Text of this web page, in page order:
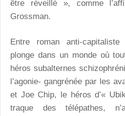
être réveillé », comme
Grossman.
Entre roman anti-
plonge dans un monde où
héros subalternes
l’agonie- gangrénée par les
et Joe Chip, le héros d’«
traque des télépathes,